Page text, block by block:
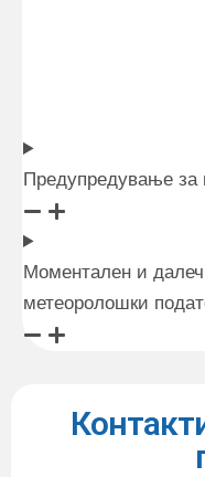
Предупредување за
Моментален и
метеоролошки